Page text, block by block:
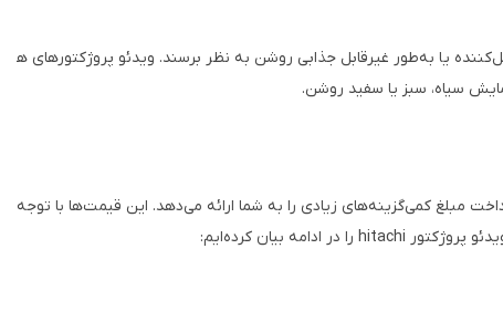
یا به‌طور غیرقابل جذابی روشن به نظر برسند. ویدئو پروژکتورهای ه
سیاه، سبز یا سفید روشن.
مبلغ کمی‌گزینه‌های زیادی را به شما ارائه می‌دهد. این قیمت‌ها با توجه
پروژکتور hitachi را در ادامه بیان کرده‌ایم: